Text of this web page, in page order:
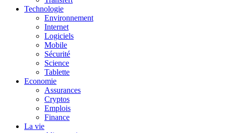
Technologie
Environnement
Internet
Logiciels
Mobile
Sécurité
Science
Tablette
Economie
Assurances
Cryptos
Emplois
Finance
La vie